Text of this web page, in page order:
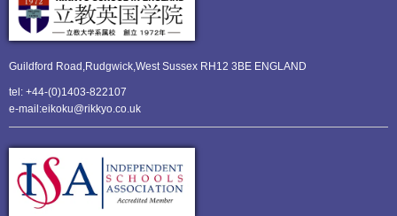
Guildford Road,Rudgwick,West Sussex RH12 3BE ENGLAND
tel: +44-(0)1403-822107
e-mail:eikoku@rikkyo.co.uk